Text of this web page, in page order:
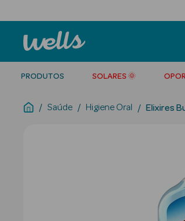
PRODUTOS SOLARES 🌞
Saúde Higiene Oral Elixires